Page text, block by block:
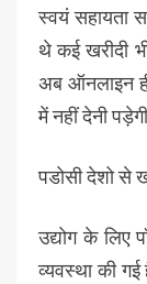
स्वयं सहायता
थे कई खरीदी
अब ऑनलाइन
में नहीं देनी पड़ेगी
पडोसी देशो से
उद्योग के लिए
व्यवस्था की